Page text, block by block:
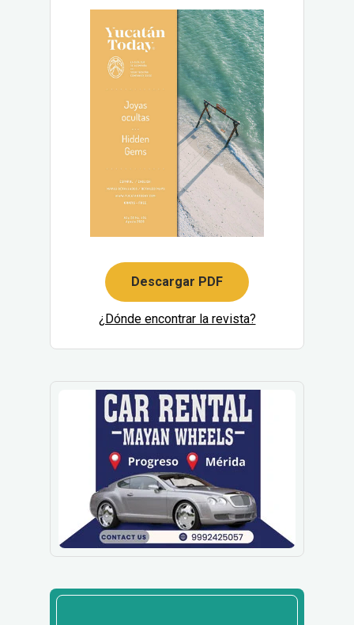
Descargar PDF
¿Dónde encontrar la revista?